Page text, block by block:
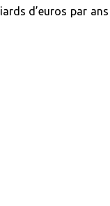
d’euros par ans